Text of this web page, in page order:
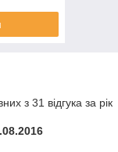
з 31 відгука за рік